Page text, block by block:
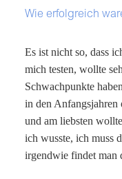
Wie erfolgreich
Es ist nicht so, dass
mich testen, wollte
Schwachpunkte
in den Anfangsjahren
und am liebsten
ich wusste, ich muss
irgendwie findet man